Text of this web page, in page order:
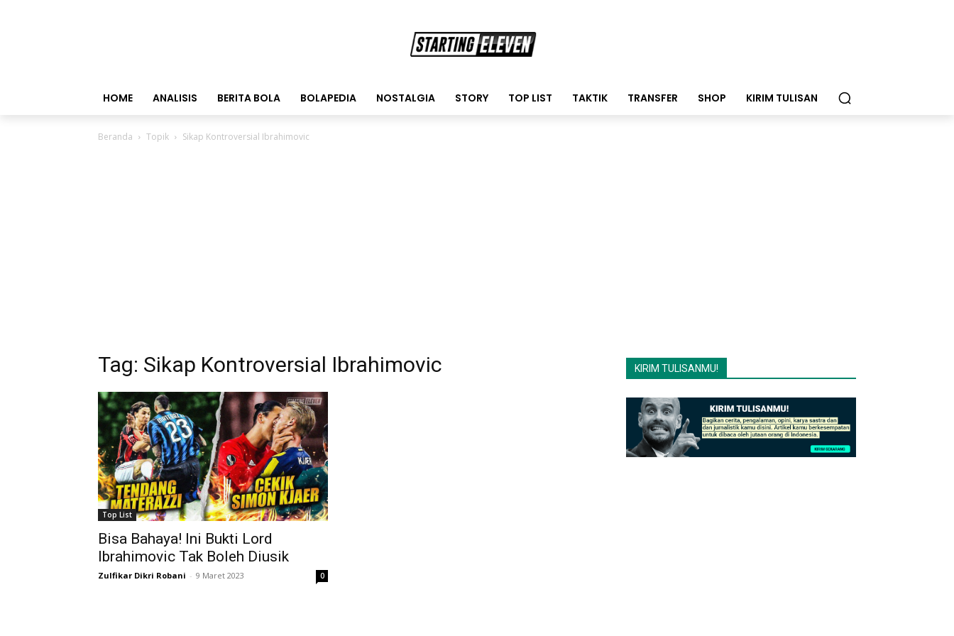
HOME ANALISIS BERITA BOLA BOLAPEDIA NOSTALGIA STORY TOP LIST TAKTIK TRANSFER SHOP KIRIM TULISAN
Beranda Topik Sikap Kontroversial Ibrahimovic
Tag: Sikap Kontroversial Ibrahimovic
Top List
Bisa Bahaya! Ini Bukti Lord
Ibrahimovic Tak Boleh Diusik
Zulfikar Dikri Robani - 9 Maret 2023 0
KIRIM TULISANMU!